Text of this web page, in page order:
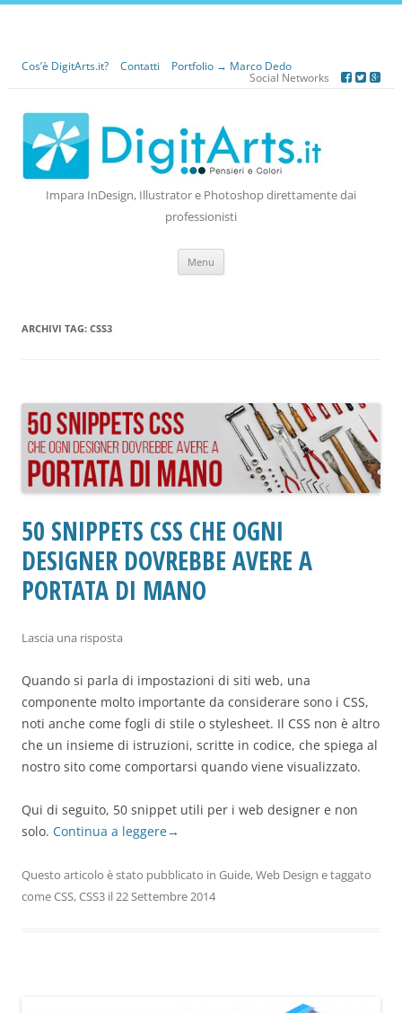
Cos’è DigitArts.it? Contatti
Portfolio → Marco Dedo
Social Networks
Impara InDesign, Illustrator e Photoshop direttamente dai
professionisti
Menu
ARCHIVI TAG: CSS3
50 SNIPPETS CSS CHE OGNI
DESIGNER DOVREBBE AVERE A
PORTATA DI MANO
Lascia una risposta
Quando si parla di impostazioni di siti web, una
componente molto importante da considerare sono i CSS,
noti anche come fogli di stile o stylesheet. Il CSS non è altro
che un insieme di istruzioni, scritte in codice, che spiega al
nostro sito come comportarsi quando viene visualizzato.
Qui di seguito, 50 snippet utili per i web designer e non
solo. Continua a leggere→
Questo articolo è stato pubblicato in Guide,Web Design e taggato
comeCSS,CSS3 il22 Settembre 2014